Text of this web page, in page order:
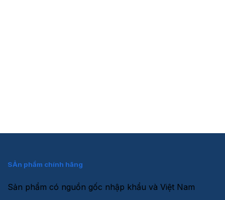
SẢn phẩm chính hãng
Sản phẩm có nguồn gốc nhập khẩu và Việt Nam